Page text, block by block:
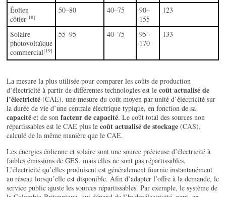
Éolien
côtier[18]
50–80 40–75
90–
155
123
Solaire
photovoltaïque
commercial[19]
55–95 40–75
95–
170
133
La mesure la plus utilisée pour comparer les coûts de production
d’électricité à partir de différentes technologies est lecoût actualisé de
l’électricité(CAE), une mesure du coût moyen par unité d’électricité sur
la durée de vie d’une centrale électrique typique, en fonction de sa
capacité et de sonfacteur de capacité. Le coût total des sources non
répartissables est le CAE plus lecoût actualisé de stockage(CAS),
calculé de la même manière que le CAE.
Les énergies éolienne et solaire sont une source précieuse d’électricité à
faibles émissions de GES, mais elles ne sont pas répartissables.
L’électricité qu’elles produisent est généralement fournie instantanément
au réseau lorsqu’elle est disponible. Afin d’adapter l’offre à la demande, le
service public ajuste les sources répartissables. Par exemple, le système de